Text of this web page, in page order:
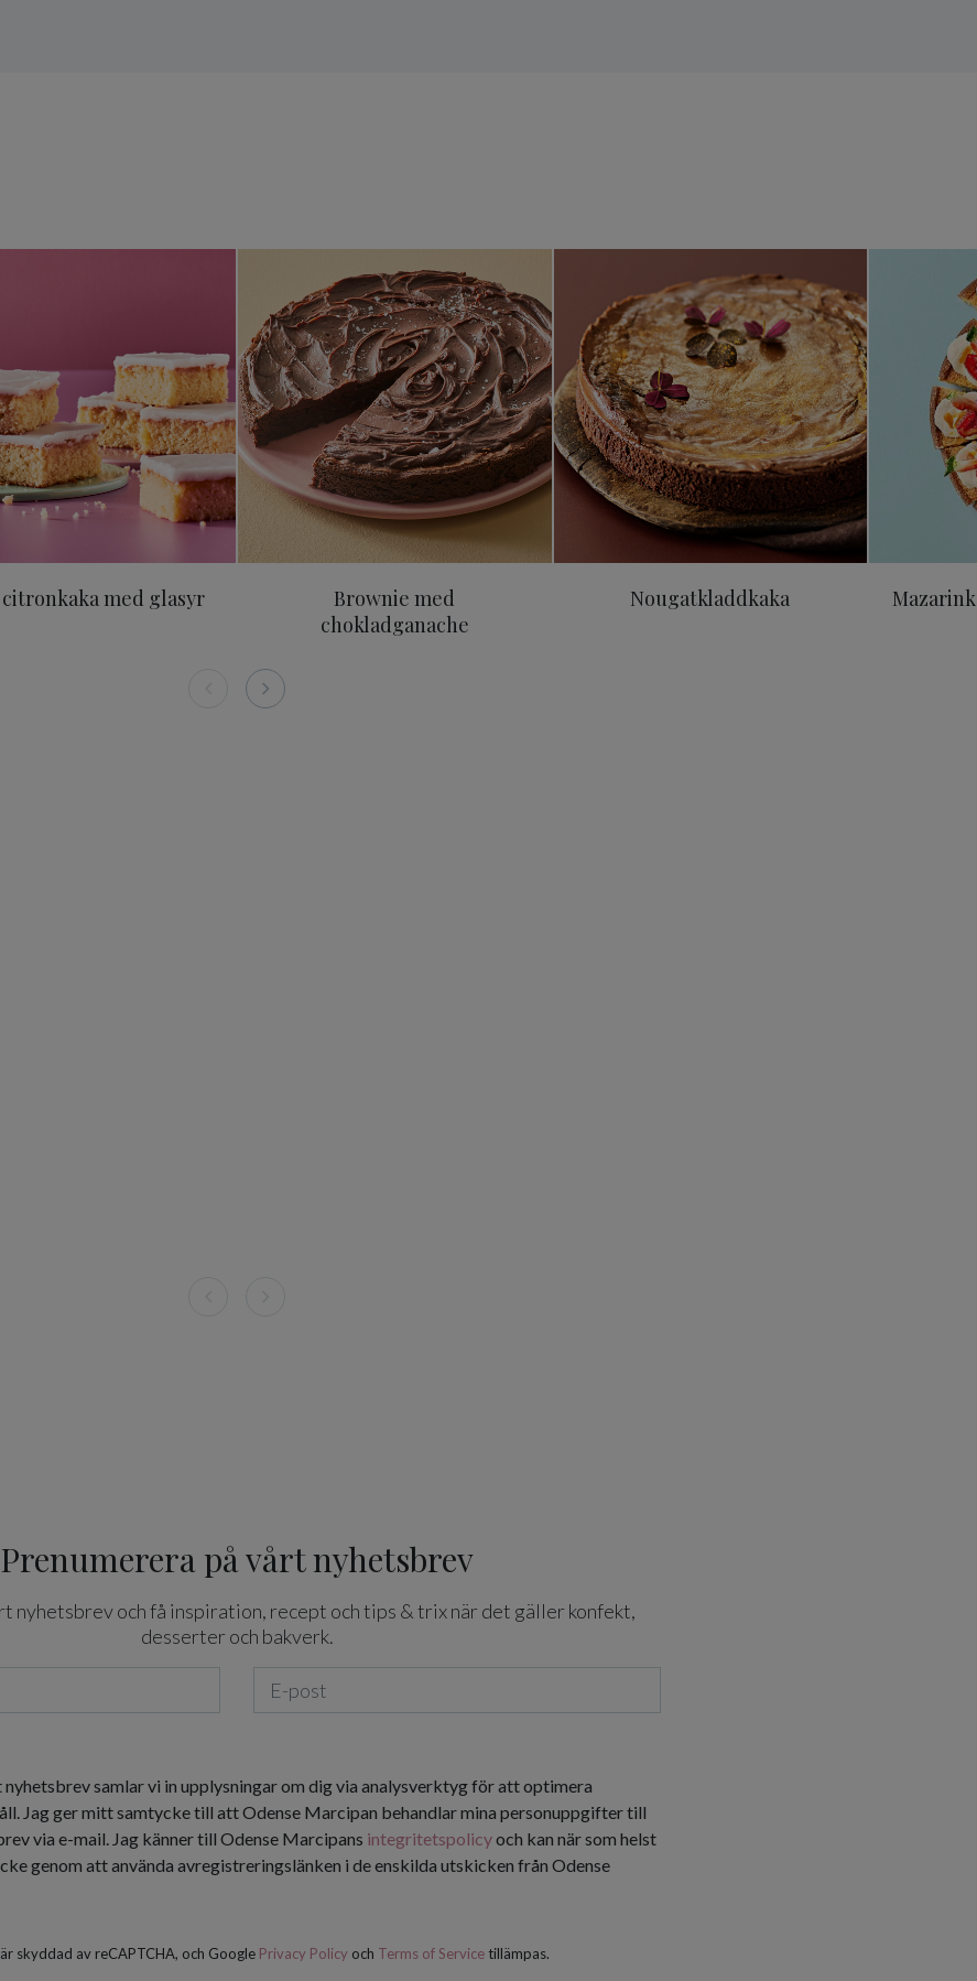
med glasyr
Brownie med
chokladganache
Nougatkladdkaka
Prenumerera på vårt nyhetsbrev
nyhetsbrev och få inspiration, recept och tips & trix när det gäller konfekt,
desserter och bakverk.
samlar vi in upplysningar om dig via analysverktyg för att optimera
Jag ger mitt samtycke till att Odense Marcipan behandlar mina personuppgifter till
via e-mail. Jag känner till Odense Marcipans integritetspolicyoch kan när som helst
genom att använda avregistreringslänken i de enskilda utskicken från Odense
skyddad av reCAPTCHA, och Google Privacy Policy och Terms of Servicetillämpas.